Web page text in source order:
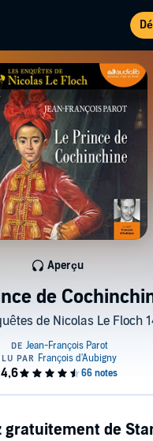
de
de Nicolas Le Floch
Aperçu
gratuitement de